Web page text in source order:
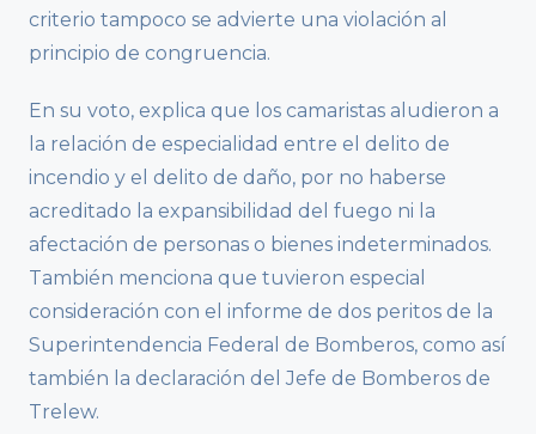
criterio tampoco se advierte una violación al
principio de congruencia.
En su voto, explica que los camaristas aludieron a
la relación de especialidad entre el delito de
incendio y el delito de daño, por no haberse
acreditado la expansibilidad del fuego ni la
afectación de personas o bienes indeterminados.
También menciona que tuvieron especial
consideración con el informe de dos peritos de la
Superintendencia Federal de Bomberos, como así
también la declaración del Jefe de Bomberos de
Trelew.